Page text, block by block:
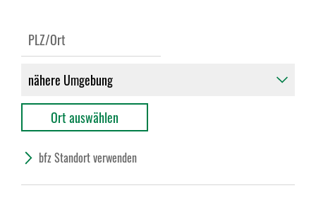
bfz Standort verwenden